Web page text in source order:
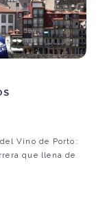
Vino de Porto:
que llena de